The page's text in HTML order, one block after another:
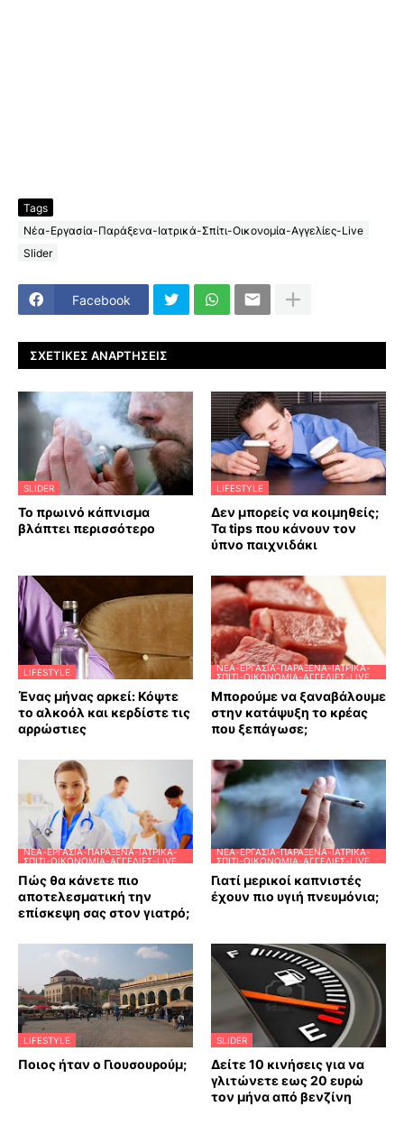
Tags
Νέα-Εργασία-Παράξενα-Ιατρικά-Σπίτι-Οικονομία-Αγγελίες-Live
Slider
Facebook
ΣΧΕΤΙΚΈΣ ΑΝΑΡΤΉΣΕΙΣ
SLIDER
Το πρωινό κάπνισμα
βλάπτει περισσότερο
LIFESTYLE
Δεν μπορείς να κοιμηθείς;
Τα tips που κάνουν τον
ύπνο παιχνιδάκι
LIFESTYLE
Ένας μήνας αρκεί: Κόψτε
το αλκοόλ και κερδίστε τις
αρρώστιες
ΝΈΑ-ΕΡΓΑΣΊΑ-ΠΑΡΆΞΕΝΑ-ΙΑΤΡΙΚΆ-
ΣΠΊΤΙ-ΟΙΚΟΝΟΜΊΑ-ΑΓΓΕΛΊΕΣ-LIVE
Μπορούμε να ξαναβάλουμε
στην κατάψυξη το κρέας
που ξεπάγωσε;
ΝΈΑ-ΕΡΓΑΣΊΑ-ΠΑΡΆΞΕΝΑ-ΙΑΤΡΙΚΆ-
ΣΠΊΤΙ-ΟΙΚΟΝΟΜΊΑ-ΑΓΓΕΛΊΕΣ-LIVE
Πώς θα κάνετε πιο
αποτελεσματική την
επίσκεψη σας στον γιατρό;
ΝΈΑ-ΕΡΓΑΣΊΑ-ΠΑΡΆΞΕΝΑ-ΙΑΤΡΙΚΆ-
ΣΠΊΤΙ-ΟΙΚΟΝΟΜΊΑ-ΑΓΓΕΛΊΕΣ-LIVE
Γιατί μερικοί καπνιστές
έχουν πιο υγιή πνευμόνια;
LIFESTYLE
Ποιος ήταν ο Γιουσουρούμ;
SLIDER
Δείτε 10 κινήσεις για να
γλιτώνετε εως 20 ευρώ
τον μήνα από βενζίνη